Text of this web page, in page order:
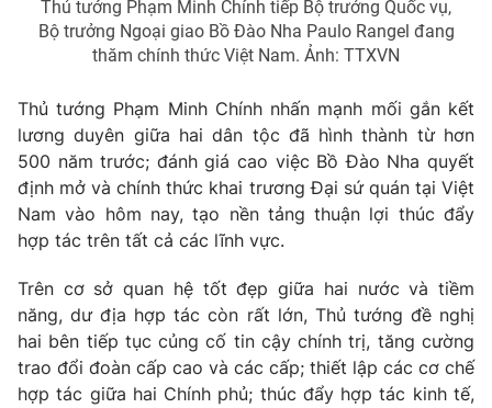
Sản phẩm
Tư vấn
Lịch phát sóng
Chuyên mục khác
Emagazine Podcast
Photo Infographic
Video Shorts video
VTV Money VTV Thể thao
Thủ tướng Phạm Minh Chính tiếp Bộ trưởng Quốc vụ,
Bộ trưởng Ngoại giao Bồ Đào Nha Paulo Rangel đang
thăm chính thức Việt Nam. Ảnh: TTXVN
Thủ tướng Phạm Minh Chính nhấn mạnh mối gắn kết
lương duyên giữa hai dân tộc đã hình thành từ hơn
500 năm trước; đánh giá cao việc Bồ Đào Nha quyết
định mở và chính thức khai trương Đại sứ quán tại Việt
Nam vào hôm nay, tạo nền tảng thuận lợi thúc đẩy
hợp tác trên tất cả các lĩnh vực.
Trên cơ sở quan hệ tốt đẹp giữa hai nước và tiềm
năng, dư địa hợp tác còn rất lớn, Thủ tướng đề nghị
hai bên tiếp tục củng cố tin cậy chính trị, tăng cường
trao đổi đoàn cấp cao và các cấp; thiết lập các cơ chế
hợp tác giữa hai Chính phủ; thúc đẩy hợp tác kinh tế,